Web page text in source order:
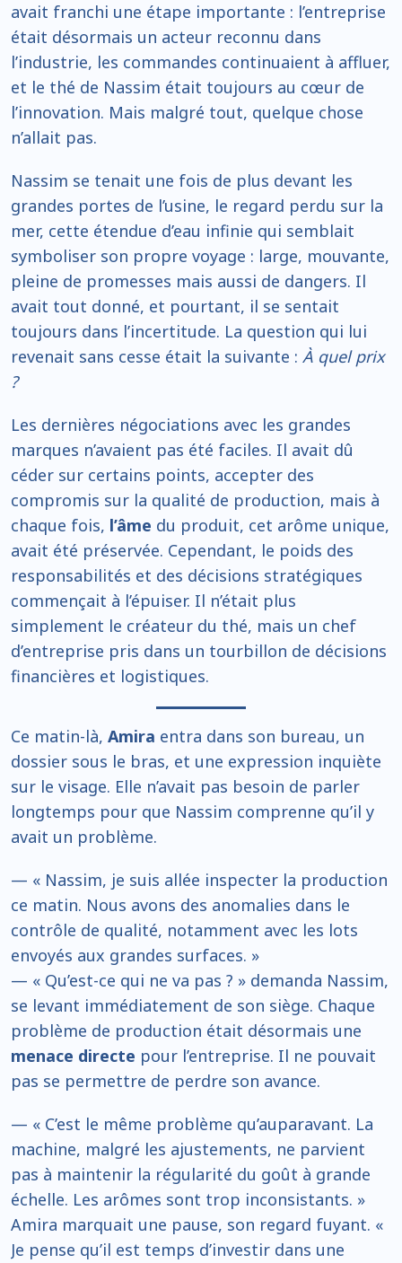
avait franchi une étape importante : l’entreprise
était désormais un acteur reconnu dans
l’industrie, les commandes continuaient à affluer,
et le thé de Nassim était toujours au cœur de
l’innovation. Mais malgré tout, quelque chose
n’allait pas.
Nassim se tenait une fois de plus devant les
grandes portes de l’usine, le regard perdu sur la
mer, cette étendue d’eau infinie qui semblait
symboliser son propre voyage : large, mouvante,
pleine de promesses mais aussi de dangers. Il
avait tout donné, et pourtant, il se sentait
toujours dans l’incertitude. La question qui lui
revenait sans cesse était la suivante : À quel prix
?
Les dernières négociations avec les grandes
marques n’avaient pas été faciles. Il avait dû
céder sur certains points, accepter des
compromis sur la qualité de production, mais à
chaque fois, l’âme du produit, cet arôme unique,
avait été préservée. Cependant, le poids des
responsabilités et des décisions stratégiques
commençait à l’épuiser. Il n’était plus
simplement le créateur du thé, mais un chef
d’entreprise pris dans un tourbillon de décisions
financières et logistiques.
Ce matin-là, Amira entra dans son bureau, un
dossier sous le bras, et une expression inquiète
sur le visage. Elle n’avait pas besoin de parler
longtemps pour que Nassim comprenne qu’il y
avait un problème.
— « Nassim, je suis allée inspecter la production
ce matin. Nous avons des anomalies dans le
contrôle de qualité, notamment avec les lots
envoyés aux grandes surfaces. »
— « Qu’est-ce qui ne va pas ? » demanda Nassim,
se levant immédiatement de son siège. Chaque
problème de production était désormais une
menace directe pour l’entreprise. Il ne pouvait
pas se permettre de perdre son avance.
— « C’est le même problème qu’auparavant. La
machine, malgré les ajustements, ne parvient
pas à maintenir la régularité du goût à grande
échelle. Les arômes sont trop inconsistants. »
Amira marquait une pause, son regard fuyant. «
Je pense qu’il est temps d’investir dans une